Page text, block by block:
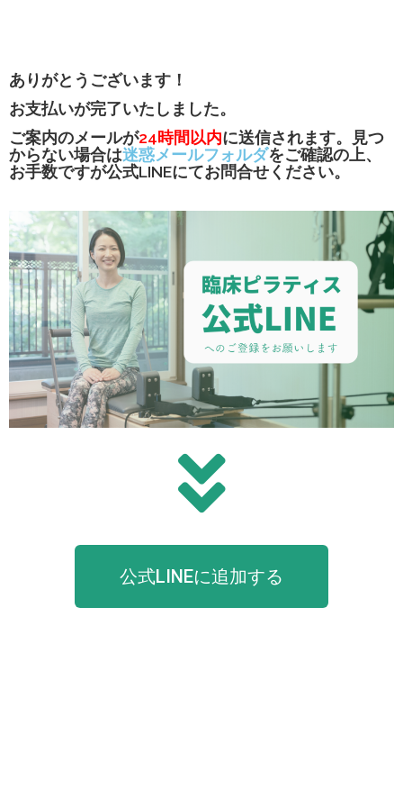
ありがとうございます！
お支払いが完了いたしました。
ご案内のメールが24時間以内に送信されます。見つ
からない場合は迷惑メールフォルダをご確認の上、
お手数ですが公式LINEにてお問合せください。
公式LINEに追加する